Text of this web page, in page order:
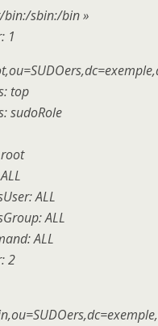
sbin:/bin »
1
top
sudoRole
ALL
ALL
ALL
2